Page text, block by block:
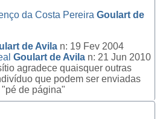
da Costa Pereira Goulart de
de Avila n: 19 Fev 2004
Goulart de Avila n: 21 Jun 2010
agradece quaisquer outras
que podem ser enviadas
de página"